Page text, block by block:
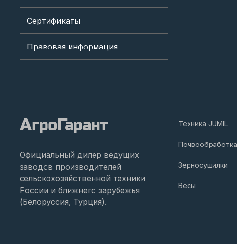
Сертификаты
Правовая информация
Официальный дилер ведущих
заводов производителей
сельскохозяйственной техники
России и ближнего зарубежья
(Белоруссия, Турция).
Техника JUMIL
Почвообработка
Зерносушилки
Весы